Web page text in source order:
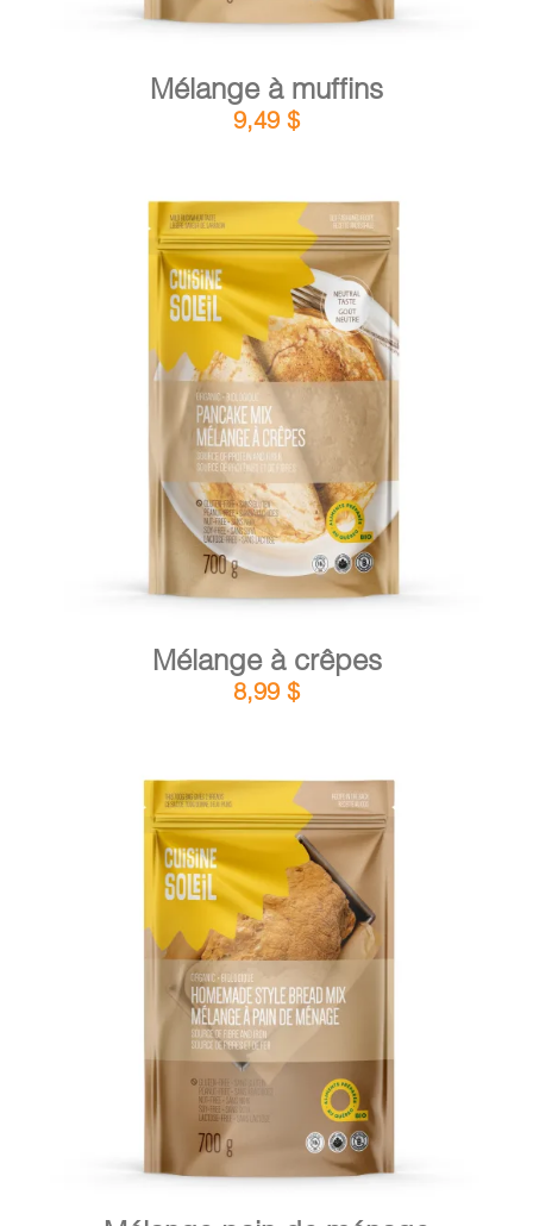
Mélange à muffins
9,49 $
AJOUTER AU PANIER
Mélange à crêpes
8,99 $
AJOUTER AU PANIER / DÉTAILS